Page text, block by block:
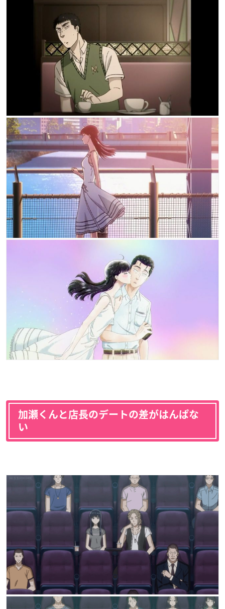
加瀬くんと店長のデートの差がはんぱな
い